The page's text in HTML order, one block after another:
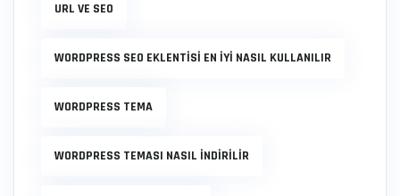
URL VE SEO
WORDPRESS SEO EKLENTISI EN IYI NASIL KULLANILIR
WORDPRESS TEMA
WORDPRESS TEMASI NASIL INDIRILIR